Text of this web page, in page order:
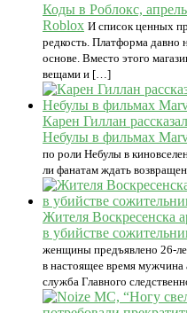
Коды в Роблокс,
Roblox И список ценных
редкость. Платформа давно
основе. Вместо этого
вещами и […]
Карен Гиллан
Небулы в фильмах
по роли Небулы в
ли фанатам ждать
Жителя Воскресенска
в убийстве
женщины предъявлено 26-
в настоящее время мужчина
служба Главного